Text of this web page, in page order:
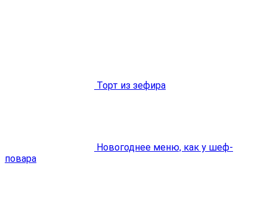
Торт из зефира
Новогоднее меню, как у шеф-
повара